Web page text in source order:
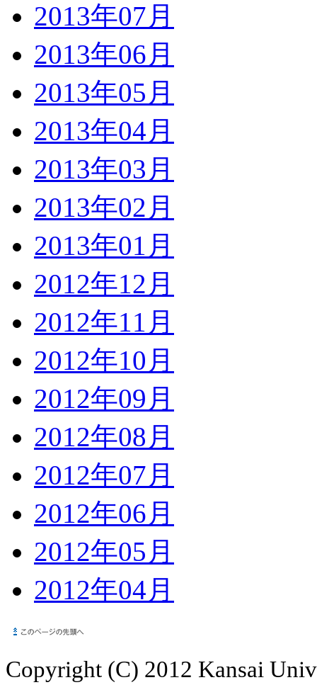
2013年07月
2013年06月
2013年05月
2013年04月
2013年03月
2013年02月
2013年01月
2012年12月
2012年11月
2012年10月
2012年09月
2012年08月
2012年07月
2012年06月
2012年05月
2012年04月
Copyright (C) 2012 Kansai